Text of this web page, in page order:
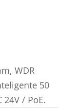
WDR
50
24V / PoE.